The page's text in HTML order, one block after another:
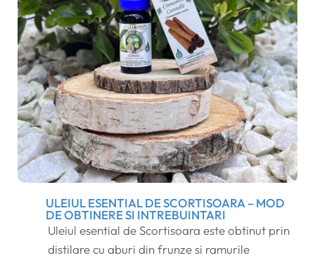
ULEIUL ESENTIAL DE SCORTISOARA – MOD
DE OBTINERE SI INTREBUINTARI
Uleiul esential de Scortisoara este obtinut prin
distilare cu aburi din frunze si ramurile